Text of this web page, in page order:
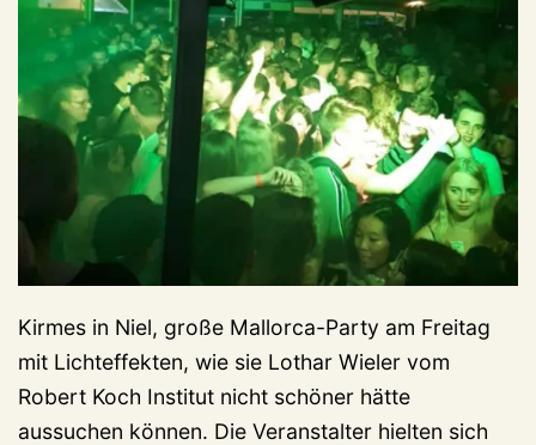
Kirmes in Niel, große Mallorca-Party am Freitag
mit Lichteffekten, wie sie Lothar Wieler vom
Robert Koch Institut nicht schöner hätte
aussuchen können. Die Veranstalter hielten sich